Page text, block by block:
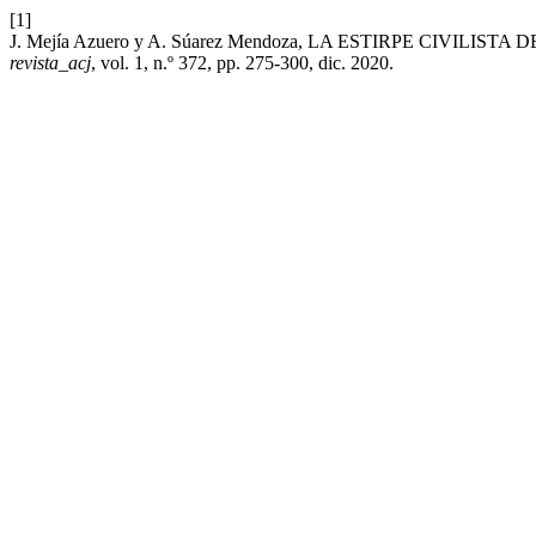
[1]
J. Mejía Azuero y A. Súarez Mendoza, LA ESTIRPE
revista_acj, vol. 1, n.º 372, pp. 275-300, dic. 2020.